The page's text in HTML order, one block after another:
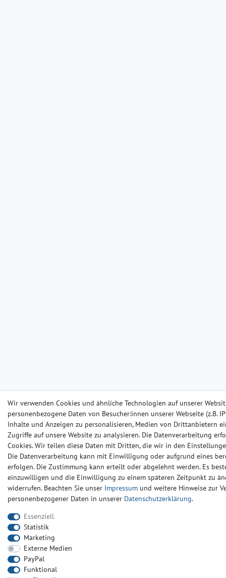
Wir verwenden Cookies und ähnliche Technologien auf unserer
personenbezogene Daten von Besucher:innen unserer Webseite (z.B.
Inhalte und Anzeigen zu personalisieren, Medien von Drittanbietern
Zugriffe auf unsere Website zu analysieren. Die Datenverarbeitung
Cookies. Wir teilen diese Daten mit Dritten, die wir in den
Die Datenverarbeitung kann mit Einwilligung oder aufgrund eines
erfolgen. Die Zustimmung kann erteilt oder abgelehnt werden. Es
einzuwilligen und die Einwilligung zu einem späteren Zeitpunkt zu
widerrufen. Beachten Sie unser Impressum und weitere Hinweise zur
personenbezogener Daten in unserer Daten­schutz­erklärung.
Essenziell
Statistik
Marketing
Externe Medien
PayPal
Funktional